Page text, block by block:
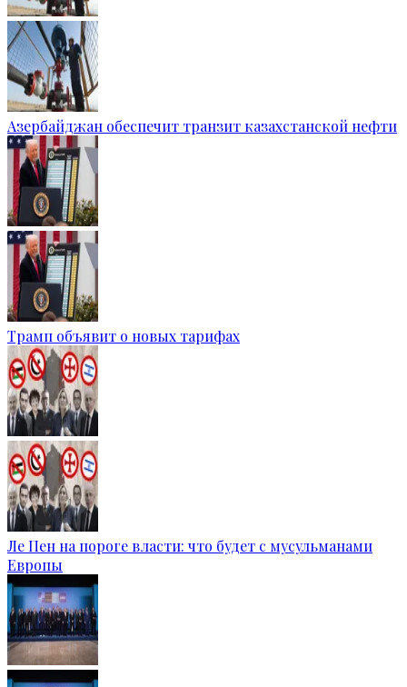
Азербайджан обеспечит транзит казахстанской нефти
Трамп объявит о новых тарифах
Ле Пен на пороге власти: что будет с мусульманами
Европы